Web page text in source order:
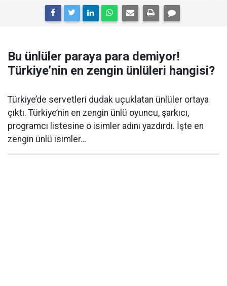
Bu ünlüler paraya para demiyor!
Türkiye’nin en zengin ünlüleri hangisi?
Türkiye’de servetleri dudak uçuklatan ünlüler ortaya
çıktı. Türkiye’nin en zengin ünlü oyuncu, şarkıcı,
programcı listesine o isimler adını yazdırdı. İşte en
zengin ünlü isimler…